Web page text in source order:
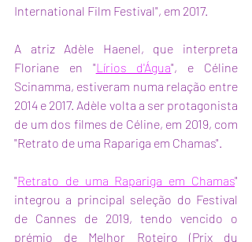
International Film Festival", em 2017.
A atriz Adèle Haenel, que interpreta
Floriane en "Lírios d'Água", e Céline
Scinamma, estiveram numa relação entre
2014 e 2017. Adèle volta a ser protagonista
de um dos filmes de Céline, em 2019, com
"Retrato de uma Rapariga em Chamas".
"Retrato de uma Rapariga em Chamas"
integrou a principal seleção do Festival
de Cannes de 2019, tendo vencido o
prémio de Melhor Roteiro (Prix du